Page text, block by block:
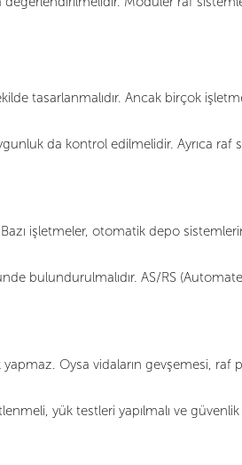
tasarlanmalıdır. Ancak birçok
da kontrol edilmelidir. Ayrıca
işletmeler, otomatik depo
bulundurulmalıdır. AS/RS
Oysa vidaların gevşemesi,
yük testleri yapılmalı ve